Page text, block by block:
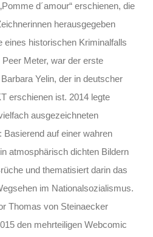
d´amour“ erschienen, die
herausgegeben
eines historischen Kriminalfalls
Meter, war der erste
Yelin, der in deutscher
erschienen ist. 2014 legte
ausgezeichneten
Basierend auf einer wahren
atmosphärisch dichten Bildern
und thematisiert darin das
im Nationalsozialismus.
Thomas von Steinaecker
den mehrteiligen Webcomic